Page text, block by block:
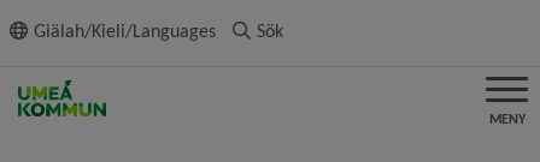
innehållet
Giälah/Kieli/Languages Sök
MENY